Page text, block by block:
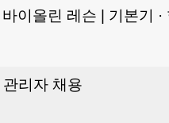
이올린 레슨 | 기본기
리자 채용